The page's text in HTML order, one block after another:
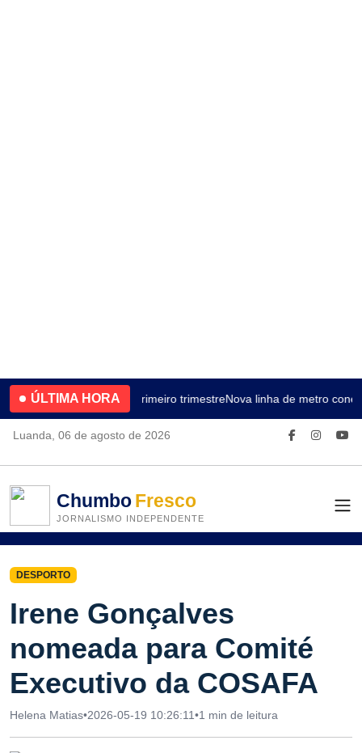
ÚLTIMA HORA4.2% no primeiro trimestreNova linha de metro
Luanda, 06 de agosto de 2026
ChumboFresco
JORNALISMO INDEPENDENTE
DESPORTO
Irene Gonçalves
nomeada para Comité
Executivo da COSAFA
Helena Matias•2026-05-19 10:26:11•1 min de leitura